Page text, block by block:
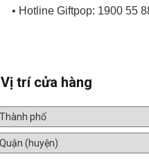
• Hotline Giftpop: 1900 55
Vị trí cửa hàng